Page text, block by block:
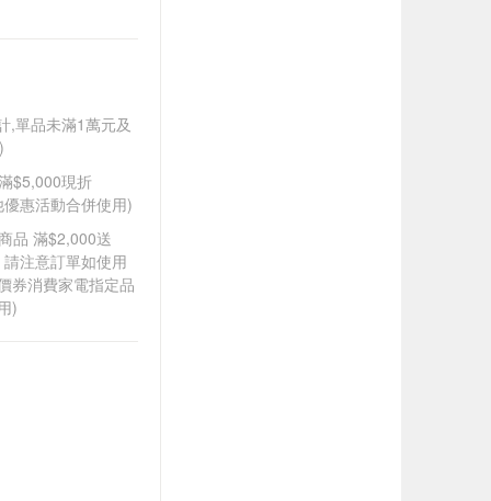
,單品未滿1萬元及
$5,000現折
惠活動合併使用)
品 滿$2,000送
注意訂單如使用
券消費家電指定品
)